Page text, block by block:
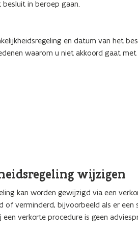
in beroep gaan.
en datum van het
waarom u niet akkoord gaat
wijzigen
kan worden gewijzigd via een
of verminderd, bijvoorbeeld als er
verkorte procedure is geen